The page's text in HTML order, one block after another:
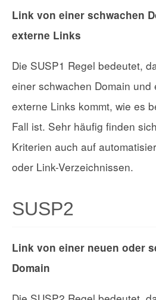
Link von einer schwachen
externe Links
Die SUSP1 Regel bedeutet,
einer schwachen Domain und
externe Links kommt, wie es
Fall ist. Sehr häufig finden
Kriterien auch auf
oder Link-Verzeichnissen.
SUSP2
Link von einer neuen oder
Domain